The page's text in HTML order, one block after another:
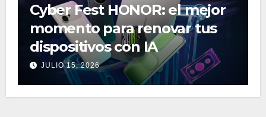
Cyber Fest HONOR: el mejor
momento para renovar tus
dispositivos con IA
JULIO 15, 2026